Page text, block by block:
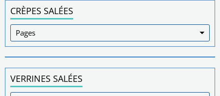
CRÈPES SALÉES
VERRINES SALÉES